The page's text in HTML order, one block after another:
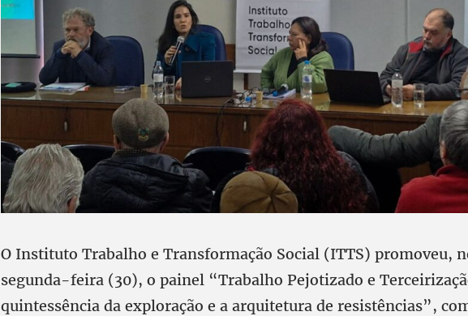
O Instituto Trabalho e Transformação Social (ITTS) promoveu,
segunda-feira (30), o painel “Trabalho Pejotizado e
quintessência da exploração e a arquitetura de resistências”,